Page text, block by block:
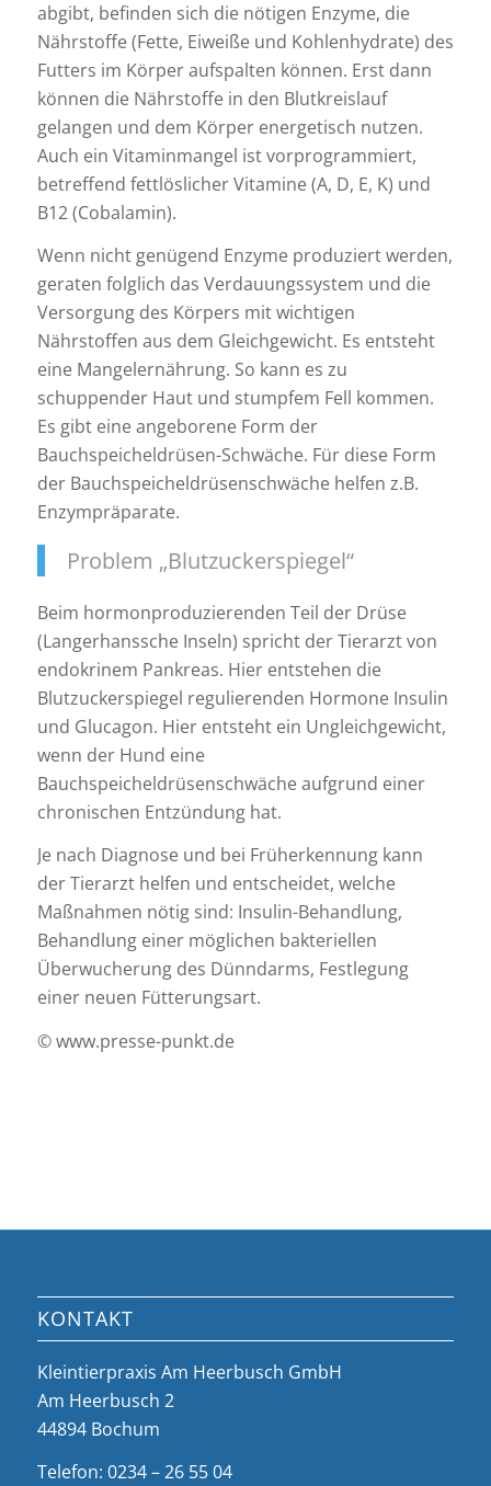
abgibt, befinden sich die nötigen Enzyme, die
Nährstoffe (Fette, Eiweiße und Kohlenhydrate) des
Futters im Körper aufspalten können. Erst dann
können die Nährstoffe in den Blutkreislauf
gelangen und dem Körper energetisch nutzen.
Auch ein Vitaminmangel ist vorprogrammiert,
betreffend fettlöslicher Vitamine (A, D, E, K) und
B12 (Cobalamin).
Wenn nicht genügend Enzyme produziert werden,
geraten folglich das Verdauungssystem und die
Versorgung des Körpers mit wichtigen
Nährstoffen aus dem Gleichgewicht. Es entsteht
eine Mangelernährung. So kann es zu
schuppender Haut und stumpfem Fell kommen.
Es gibt eine angeborene Form der
Bauchspeicheldrüsen-Schwäche. Für diese Form
der Bauchspeicheldrüsenschwäche helfen z.B.
Enzympräparate.
Problem „Blutzuckerspiegel“
Beim hormonproduzierenden Teil der Drüse
(Langerhanssche Inseln) spricht der Tierarzt von
endokrinem Pankreas. Hier entstehen die
Blutzuckerspiegel regulierenden Hormone Insulin
und Glucagon. Hier entsteht ein Ungleichgewicht,
wenn der Hund eine
Bauchspeicheldrüsenschwäche aufgrund einer
chronischen Entzündung hat.
Je nach Diagnose und bei Früherkennung kann
der Tierarzt helfen und entscheidet, welche
Maßnahmen nötig sind: Insulin-Behandlung,
Behandlung einer möglichen bakteriellen
Überwucherung des Dünndarms, Festlegung
einer neuen Fütterungsart.
© www.presse-punkt.de
KONTAKT
Kleintierpraxis Am Heerbusch GmbH
Am Heerbusch 2
44894 Bochum
Telefon: 0234 – 26 55 04